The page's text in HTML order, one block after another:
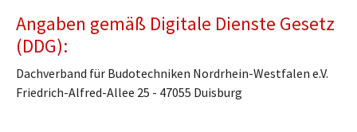
Angaben gemäß Digitale Dienste Gesetz
(DDG):
Dachverband für Budotechniken Nordrhein-Westfalen e.V.
Friedrich-Alfred-Allee 25 - 47055 Duisburg